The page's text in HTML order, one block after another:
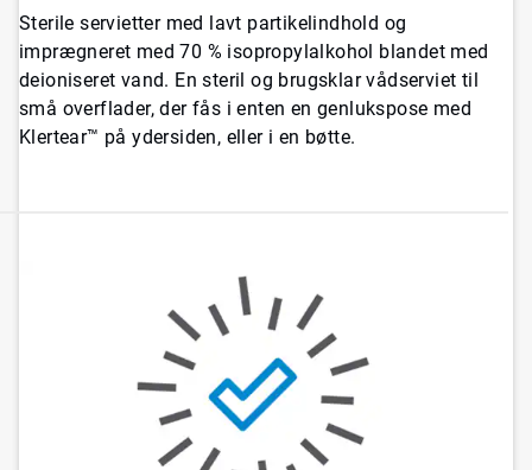
Sterile servietter med lavt partikelindhold og
imprægneret med 70 % isopropylalkohol blandet med
deioniseret vand. En steril og brugsklar vådserviet til
små overflader, der fås i enten en genlukspose med
Klertear™ på ydersiden, eller i en bøtte.